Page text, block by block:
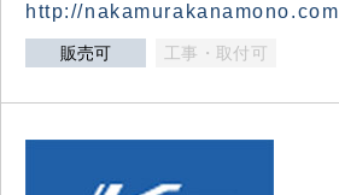
http://nakamurakanamono.com
販売可 工事・取付可